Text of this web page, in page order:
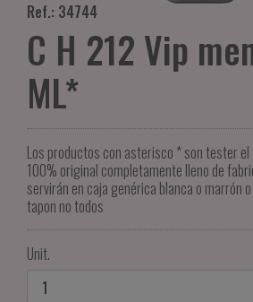
Ref.: 34744
C H 212 Vip
ML*
Los productos con asterisco * son tester
100% original completamente lleno de
servirán en caja genérica blanca o marrón
tapon no todos
Unit.